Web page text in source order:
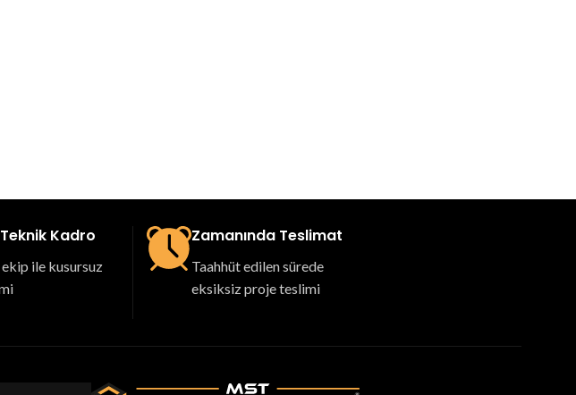
Kadro
ile kusursuz
Zamanında Teslimat
Taahhüt edilen sürede
eksiksiz proje teslimi